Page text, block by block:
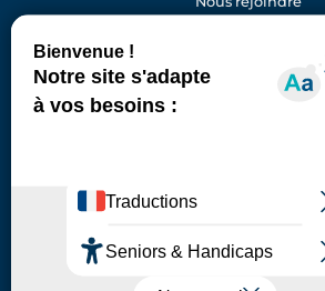
92150 Suresnes
Standard : 01